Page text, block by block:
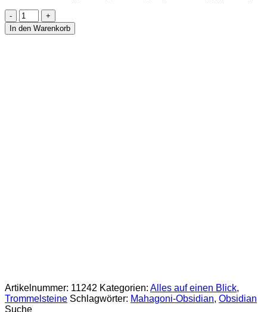
Trommelstein
aus
Mahagoni-
In den Warenkorb
Artikelnummer: 11242 Kategorien: Alles auf einen Blick,
Trommelsteine Schlagwörter: Mahagoni-Obsidian, Obsidian
Suche